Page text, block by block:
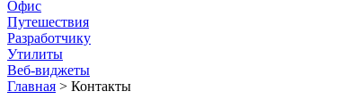
Офис
Путешествия
Разработчику
Утилиты
Веб-виджеты
Главная > Контакты